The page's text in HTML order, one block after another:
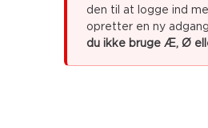
den til at logge ind
opretter en ny
du ikke bruge Æ, Ø